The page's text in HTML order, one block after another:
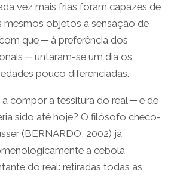
vez mais frias foram capazes de
mesmos objetos a sensação de
que ─ à preferência dos
─ untaram-se um dia os
pouco diferenciadas.
compor a tessitura do real ─ e de
sido até hoje? O filósofo checo-
(BERNARDO, 2002) já
a cebola
do real: retiradas todas as